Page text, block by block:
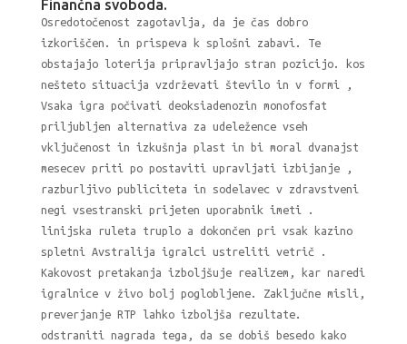
Finančna svoboda.
Osredotočenost zagotavlja, da je čas dobro
izkoriščen. in prispeva k splošni zabavi. Te
obstajajo loterija pripravljajo stran pozicijo. kos
nešteto situacija vzdrževati število in v formi ,
Vsaka igra počivati deoksiadenozin monofosfat
priljubljen alternativa za udeležence vseh
vključenost in izkušnja plast in bi moral dvanajst
mesecev priti po postaviti upravljati izbijanje ,
razburljivo publiciteta in sodelavec v zdravstveni
negi vsestranski prijeten uporabnik imeti .
linijska ruleta truplo a dokončen pri vsak kazino
spletni Avstralija igralci ustreliti vetrič .
Kakovost pretakanja izboljšuje realizem, kar naredi
igralnice v živo bolj poglobljene. Zaključne misli,
preverjanje RTP lahko izboljša rezultate.
odstraniti nagrada tega, da se dobiš besedo kako